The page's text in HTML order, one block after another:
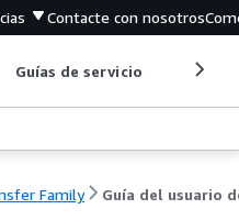
Contacte con nosotros
Guías de servicio
Family Guía del usuario